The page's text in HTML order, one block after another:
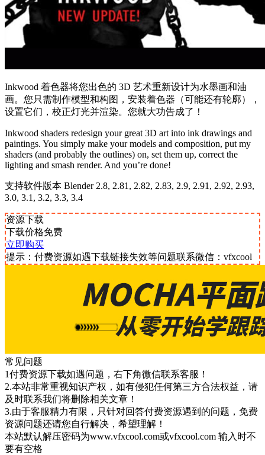
Inkwood 着色器将您出色的 3D 艺术重新设计为水墨画和油
画。您只需制作模型和构图，安装着色器（可能还有轮廓），
设置它们，校正灯光并渲染。您就大功告成了！
Inkwood shaders redesign your great 3D art into ink drawings and
paintings. You simply make your models and composition, put my
shaders (and probably the outlines) on, set them up, correct the
lighting and smash render. And you’re done!
支持软件版本 Blender 2.8, 2.81, 2.82, 2.83, 2.9, 2.91, 2.92, 2.93,
3.0, 3.1, 3.2, 3.3, 3.4
资源下载
下载价格免费
立即购买
提示：付费资源如遇下载链接失效等问题联系微信：vfxcool
常见问题
1付费资源下载如遇问题，右下角微信联系客服！
2.本站非常重视知识产权，如有侵犯任何第三方合法权益，请
及时联系我们将删除相关文章！
3.由于客服精力有限，只针对回答付费资源遇到的问题，免费
资源问题还请您自行解决，希望理解！
本站默认解压密码为www.vfxcool.com或vfxcool.com 输入时不
要有空格